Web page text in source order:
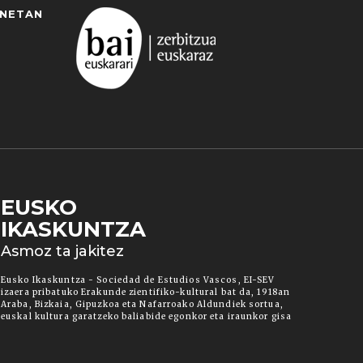
EUSKO
IKASKUNTZA
Asmoz ta jakitez
Eusko Ikaskuntza - Sociedad de Estudios Vascos, EI-SEV
izaera pribatuko Erakunde zientifiko-kultural bat da, 1918an
Araba, Bizkaia, Gipuzkoa eta Nafarroako Aldundiek sortua,
euskal kultura garatzeko baliabide egonkor eta iraunkor gisa
cookie aukera. Guztiz desaktibatzea ere
botoia sakatuz gero, aipatutako cookieak eta
informazio gehiago lortzeko.